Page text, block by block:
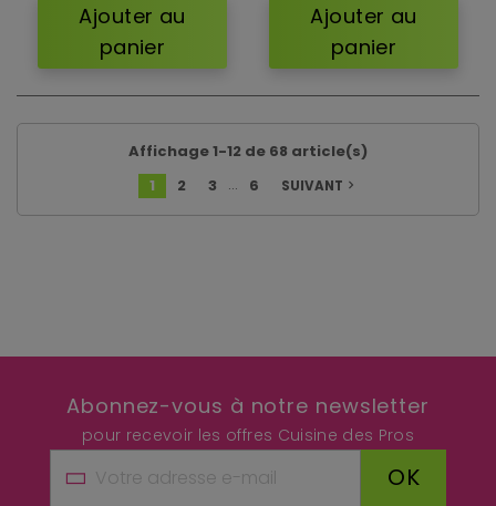
Ajouter au
panier
Ajouter au
panier
Affichage 1-12 de 68 article(s)
1
2 3 … 6 SUIVANT navigate_next
Abonnez-vous à notre newsletter
pour recevoir les offres Cuisine des Pros
OK